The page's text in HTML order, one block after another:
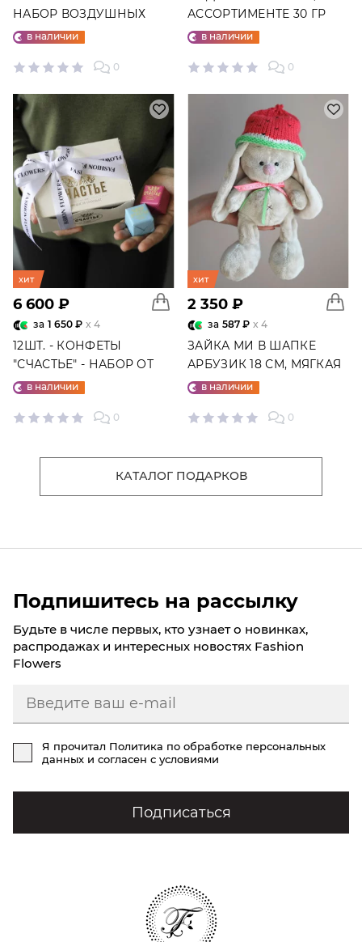
НАБОР ВОЗДУШНЫХ
ШАРОВ №25
в наличии
0
АССОРТИМЕНТЕ 30 ГР
в наличии
0
хит
6 600 ₽
за 1 650 ₽ x 4
12ШТ. - КОНФЕТЫ
"СЧАСТЬЕ" - НАБОР ОТ
"ФАБРИКИ СЧАСТЬЕ"
в наличии
0
хит
2 350 ₽
за 587 ₽ x 4
ЗАЙКА МИ В ШАПКЕ
АРБУЗИК 18 СМ, МЯГКАЯ
ИГРУШКА
в наличии
0
КАТАЛОГ ПОДАРКОВ
Подпишитесь на рассылку
Будьте в числе первых, кто узнает о новинках,
распродажах и интересных новостях Fashion
Flowers
Я прочитал Политика по обработке персональных
данных и согласен с условиями
Подписаться